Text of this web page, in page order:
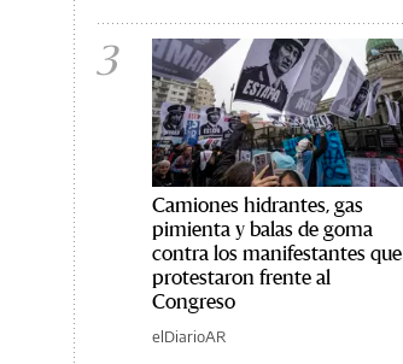
3
Camiones hidrantes, gas
pimienta y balas de goma
contra los manifestantes que
protestaron frente al
Congreso
elDiarioAR